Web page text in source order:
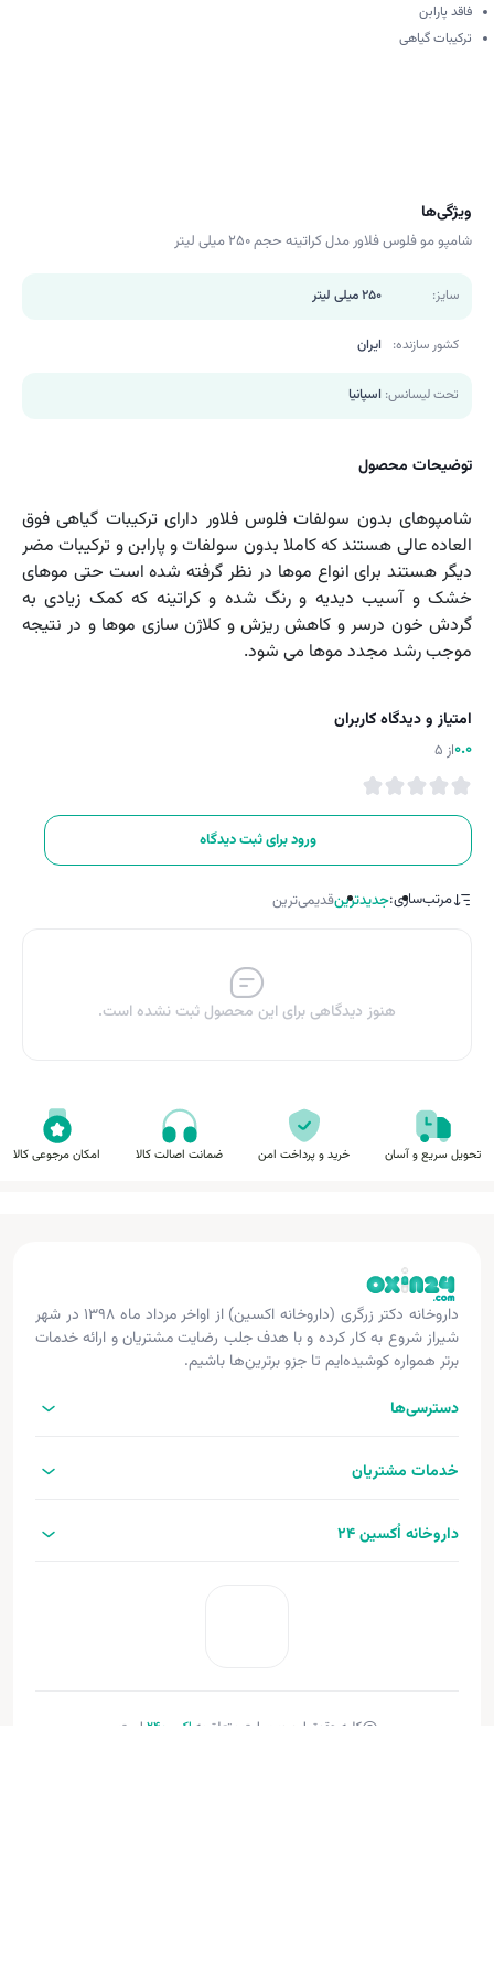
فاقد پارابن
ترکیبات گیاهی
ویژگی‌ها
شامپو مو فلوس فلاور مدل کراتینه حجم 250 میلی لیتر
سایز: 250 میلی لیتر
کشور سازنده: ایران
تحت لیسانس: اسپانیا
توضیحات محصول
شامپوهای بدون سولفات فلوس فلاور دارای ترکیبات گیاهی فوق
العاده عالی هستند که کاملا بدون سولفات و پارابن و ترکیبات مضر
دیگر هستند برای انواع موها در نظر گرفته شده است حتی موهای
خشک و آسیب دیدیه و رنگ شده و کراتینه که کمک زیادی به
گردش خون درسر و کاهش ریزش و کلاژن سازی موها و در نتیجه
موجب رشد مجدد موها می شود.
امتیاز و دیدگاه کاربران
0.0از 5
ورود برای ثبت دیدگاه
مرتب‌سازی:جدیدترینقدیمی‌ترین
هنوز دیدگاهی برای این محصول ثبت نشده است.
تحویل سریع و آسان خرید و پرداخت امن ضمانت اصالت کالا امکان مرجوعی کالا
داروخانه دکتر زرگری (داروخانه اکسین) از اواخر مرداد ماه ۱۳۹۸ در شهر
شیراز شروع به کار کرده و با هدف جلب رضایت مشتریان و ارائه خدمات
برتر همواره کوشیده‌ایم تا جزو برترین‌ها باشیم.
دسترسی‌ها
خدمات مشتریان
داروخانه اُکسین 24
کلیه حقوق این وب‌سایت متعلق به اکسین‌24
است.